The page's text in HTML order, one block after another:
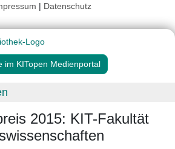
| Datenschutz
im KITopen Medienportal
2015: KIT-Fakultät